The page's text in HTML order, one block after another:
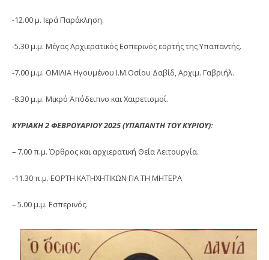
-12.00 μ. Ιερά Παράκληση.
-5.30 μ.μ. Μέγας Αρχιερατικός Εσπερινός εορτής της Υπαπαντής.
-7.00 μ.μ. ΟΜΙΛΙΑ Ηγουμένου Ι.Μ.Οσίου Δαβίδ, Αρχιμ. Γαβριήλ.
-8.30 μ.μ. Μικρό Απόδειπνο και Χαιρετισμοί.
ΚΥΡΙΑΚΗ 2 ΦΕΒΡΟΥΑΡΙΟΥ 2025 (ΥΠΑΠΑΝΤΗ ΤΟΥ ΚΥΡΙΟΥ):
– 7.00 π.μ. Όρθρος και αρχιερατική Θεία Λειτουργία.
-11.30 π.μ. ΕΟΡΤΗ ΚΑΤΗΧΗΤΙΚΩΝ ΓΙΑ ΤΗ ΜΗΤΕΡΑ
– 5.00 μ.μ. Εσπερινός.